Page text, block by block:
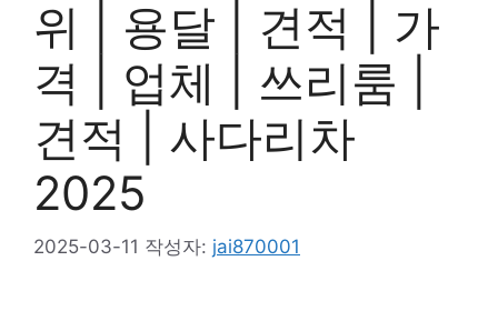
위 | 용달 | 견적 | 가
격 | 업체 | 쓰리룸 |
견적 | 사다리차
2025
2025-03-11 작성자: jai870001